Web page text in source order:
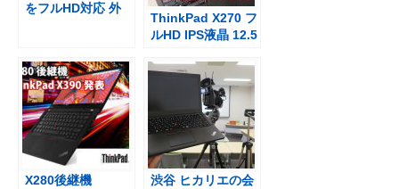
をフルHD対応 外
ィスプレイ
ThinkPad X270 フ
ルHD IPS液晶 12.5
はどう？
X280後継機
渋谷 ヒカリエの会